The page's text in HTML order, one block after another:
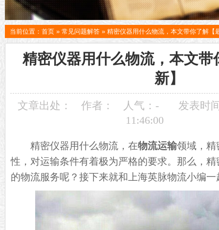
当前位置： 首页 » 常见问题解答 » 精密仪器用什么物流，本文带你了解【
精密仪器用什么物流，本文带
新】
文章出处： 作者： 人气： -
发表时
11:46:00
精密仪器用什么物流，在物流运输领域，精
性，对运输条件有着极为严格的要求。那么，
的物流服务呢？接下来就和上海英脉物流小编